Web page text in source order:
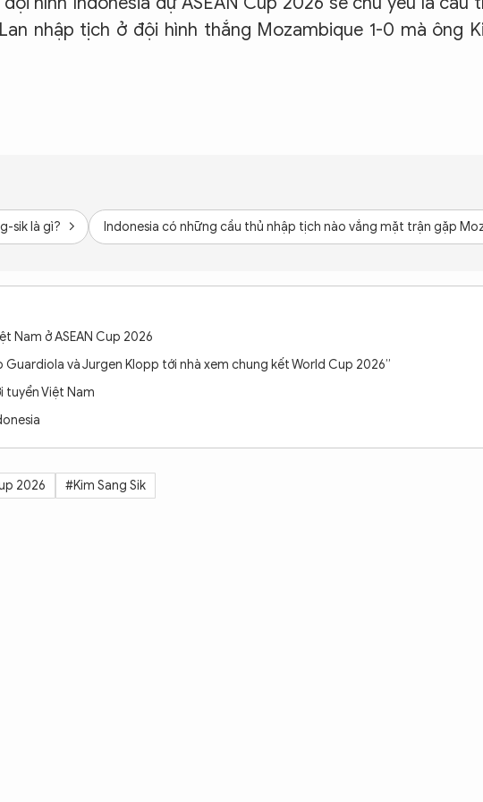
nhập tịch ở đội hình thắng Mozambique 1-0 mà ông
sik là gì? Indonesia có những cầu thủ nhập tịch nào vắng mặt trận gặp
Nam ở ASEAN Cup 2026
Guardiola và Jurgen Klopp tới nhà xem chung kết World Cup 2026”
tuyển Việt Nam
2026 #Kim Sang Sik